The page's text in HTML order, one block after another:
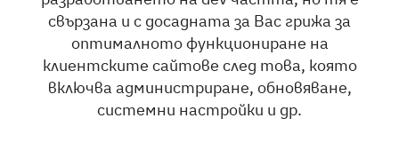
свързана и с досадната за Вас грижа за
оптималното функциониране на
клиентските сайтове след това, която
включва администриране, обновяване,
системни настройки и др.